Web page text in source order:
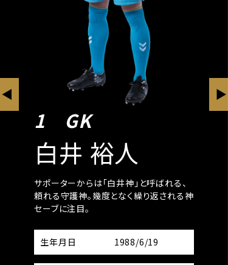
1 GK
白井 裕人
サポーターからは「白井神」と呼ばれる、
頼れる守護神。幾度となく繰り返される神
セーブに注目。
生年月日 1988/6/19
7